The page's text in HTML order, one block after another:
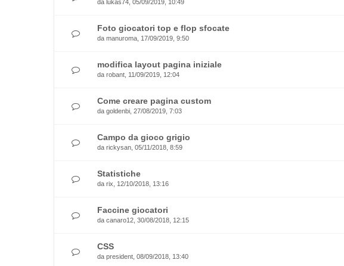
da lukas74 , 05/09/2019, 10:49
Foto giocatori top e flop sfocate
da manuroma , 17/09/2019, 9:50
modifica layout pagina iniziale
da robant , 11/09/2019, 12:04
Come creare pagina custom
da goldenbi , 27/08/2019, 7:03
Campo da gioco grigio
da rickysan , 05/11/2018, 8:59
Statistiche
da rix , 12/10/2018, 13:16
Faccine giocatori
da canaro12 , 30/08/2018, 12:15
CSS
da president , 08/09/2018, 13:40